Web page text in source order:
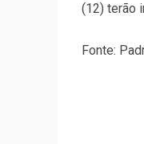
(12) terão
Fonte: